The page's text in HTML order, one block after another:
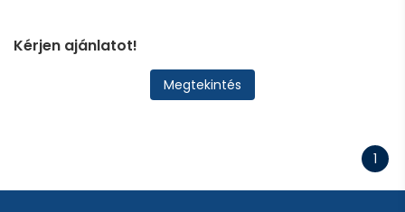
Kérjen ajánlatot!
Megtekintés
1